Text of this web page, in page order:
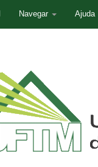
Navegar Ajuda